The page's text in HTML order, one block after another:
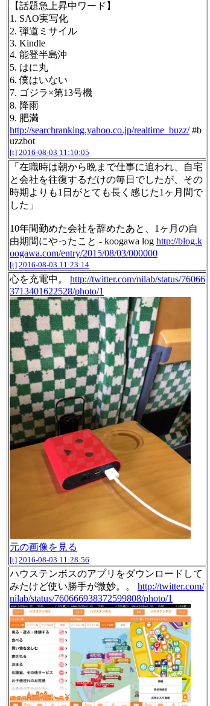
【話題急上昇中ワード】
1. SAO実写化
2. 弾道ミサイル
3. Kindle
4. 能登半島沖
5. はに丸
6. 僕はいない
7. ゴジラ×第13号機
8. 降雨
9. 肥満
http://searchranking.yahoo.co.jp/realtime_buzz/#b
uzzbot
[t] 2016-08-03 11:10:05
「在職時は朝から晩まで仕事に追われ、自宅
と会社を往復するだけの毎日でしたが、その
時期よりも1日がとても長く感じた1ヶ月間で
した」
10年間勤めた会社を辞めたあと、1ヶ月の自
由期間にやったこと - koogawa log http://blog.k
oogawa.com/entry/2015/08/03/000000
[t] 2016-08-03 11:23:14
心を充電中。 http://twitter.com/nilab/status/76066
3713401622528/photo/1
元の画像を見る
[t] 2016-08-03 11:28:56
ハウステンボスのアプリをダウンロードして
みたけど使い勝手が微妙。。 http://twitter.com/
nilab/status/760666938372599808/photo/1